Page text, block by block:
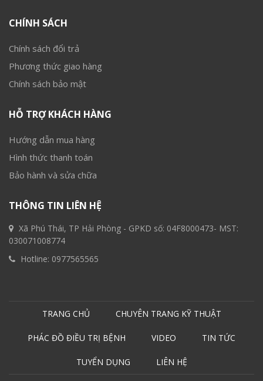
CHÍNH SÁCH
Chính sách đổi trả
Phương thức giao hàng
Chính sách bảo mật
HỖ TRỢ KHÁCH HÀNG
Hướng dẫn mua hàng
Hình thức thanh toán
Bảo hành và sửa chữa
THÔNG TIN LIÊN HỆ
Xã Phú Thái, TP Hải Phòng - GPKD số: 04F8000473- MST:
030071008774
Hotline: 0977565565
TRANG CHỦ CHUYÊN TRANG KỸ THUẬT
PHÁC ĐỒ ĐIỀU TRỊ BỆNH VIDEO TIN TỨC
TUYỂN DỤNG LIÊN HỆ